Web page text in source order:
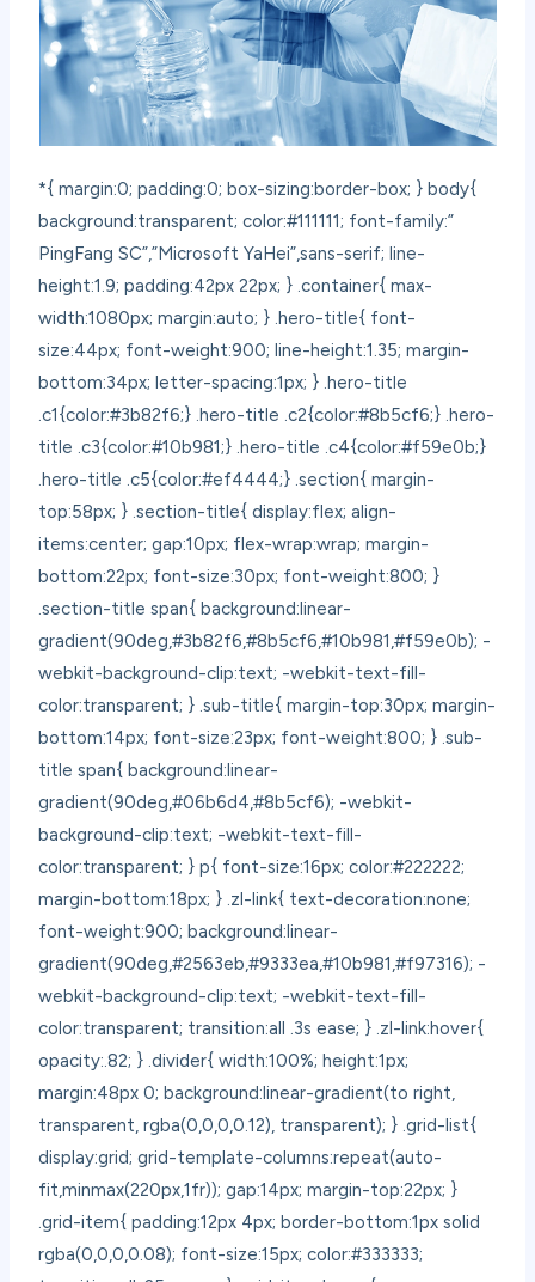
*{ margin:0; padding:0; box-sizing:border-box; } body{
background:transparent; color:#111111; font-family:”
PingFang SC”,”Microsoft YaHei”,sans-serif; line-
height:1.9; padding:42px 22px; } .container{ max-
width:1080px; margin:auto; } .hero-title{ font-
size:44px; font-weight:900; line-height:1.35; margin-
bottom:34px; letter-spacing:1px; } .hero-title
.c1{color:#3b82f6;} .hero-title .c2{color:#8b5cf6;} .hero-
title .c3{color:#10b981;} .hero-title .c4{color:#f59e0b;}
.hero-title .c5{color:#ef4444;} .section{ margin-
top:58px; } .section-title{ display:flex; align-
items:center; gap:10px; flex-wrap:wrap; margin-
bottom:22px; font-size:30px; font-weight:800; }
.section-title span{ background:linear-
gradient(90deg,#3b82f6,#8b5cf6,#10b981,#f59e0b); -
webkit-background-clip:text; -webkit-text-fill-
color:transparent; } .sub-title{ margin-top:30px; margin-
bottom:14px; font-size:23px; font-weight:800; } .sub-
title span{ background:linear-
gradient(90deg,#06b6d4,#8b5cf6); -webkit-
background-clip:text; -webkit-text-fill-
color:transparent; } p{ font-size:16px; color:#222222;
margin-bottom:18px; } .zl-link{ text-decoration:none;
font-weight:900; background:linear-
gradient(90deg,#2563eb,#9333ea,#10b981,#f97316); -
webkit-background-clip:text; -webkit-text-fill-
color:transparent; transition:all .3s ease; } .zl-link:hover{
opacity:.82; } .divider{ width:100%; height:1px;
margin:48px 0; background:linear-gradient(to right,
transparent, rgba(0,0,0,0.12), transparent); } .grid-list{
display:grid; grid-template-columns:repeat(auto-
fit,minmax(220px,1fr)); gap:14px; margin-top:22px; }
.grid-item{ padding:12px 4px; border-bottom:1px solid
rgba(0,0,0,0.08); font-size:15px; color:#333333;